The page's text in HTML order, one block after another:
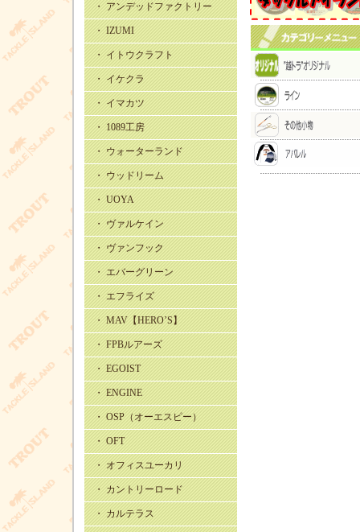
・ アンデッドファクトリー
・ IZUMI
・ イトウクラフト
・ イケクラ
・ イマカツ
・ 1089工房
・ ウォーターランド
・ ウッドリーム
・ UOYA
・ ヴァルケイン
・ ヴァンフック
・ エバーグリーン
・ エフライズ
・ MAV【HERO’S】
・ FPBルアーズ
・ EGOIST
・ ENGINE
・ OSP（オーエスピー）
・ OFT
・ オフィスユーカリ
・ カントリーロード
・ カルテラス